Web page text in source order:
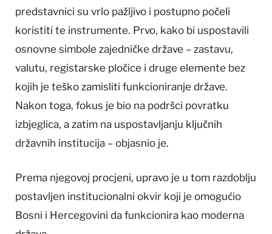
predstavnici su vrlo pažljivo i postupno počeli
koristiti te instrumente. Prvo, kako bi uspostavili
osnovne simbole zajedničke države – zastavu,
valutu, registarske pločice i druge elemente bez
kojih je teško zamisliti funkcioniranje države.
Nakon toga, fokus je bio na podršci povratku
izbjeglica, a zatim na uspostavljanju ključnih
državnih institucija – objasnio je.
Prema njegovoj procjeni, upravo je u tom razdoblju
postavljen institucionalni okvir koji je omogućio
Bosni i Hercegovini da funkcionira kao moderna